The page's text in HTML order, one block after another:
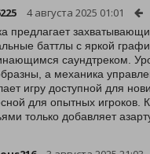
4 августа 2025 01:01
предлагает
баттлы с яркой
саундтреком.
а механика
игру доступной для
для опытных игроков.
только добавляет